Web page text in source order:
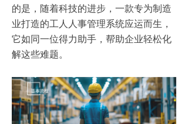
的是，随着科技的进步，一款专为制造
业打造的工人人事管理系统应运而生，
它如同一位得力助手，帮助企业轻松化
解这些难题。